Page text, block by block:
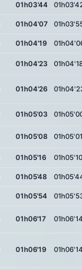
01h03'44
01h04'07
01h04'19
01h04'23
01h04'26
01h05'03
01h05'08 01h05'01
01h05'16 01h05'10
01h05'48
01h05'54
01h06'17
01h06'19